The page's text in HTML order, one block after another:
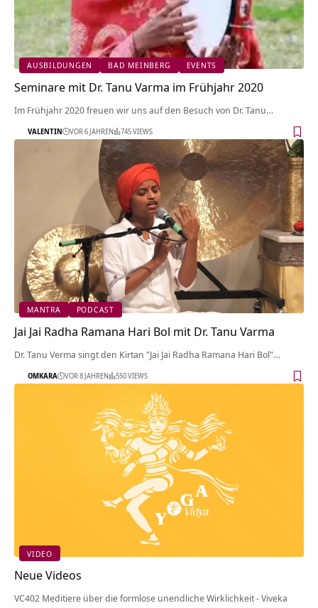
AUSBILDUNGEN BAD MEINBERG EVENTS
Seminare mit Dr. Tanu Varma im Frühjahr 2020
Im Frühjahr 2020 freuen wir uns auf den Besuch von Dr. Tanu…
VALENTIN VOR 6 JAHREN 745 VIEWS
MANTRA PODCAST
Jai Jai Radha Ramana Hari Bol mit Dr. Tanu Varma
Dr. Tanu Verma singt den Kirtan "Jai Jai Radha Ramana Hari Bol"…
OMKARA VOR 8 JAHREN 550 VIEWS
VIDEO
Neue Videos
VC402 Meditiere über die formlose unendliche Wirklichkeit - Viveka